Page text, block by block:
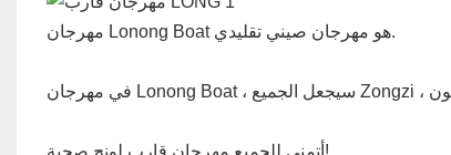
مهرجان Lonong Boat هو مهرجان صيني تقليدي.
أتمنى للجميع مهرجان قارب لونج صحية!